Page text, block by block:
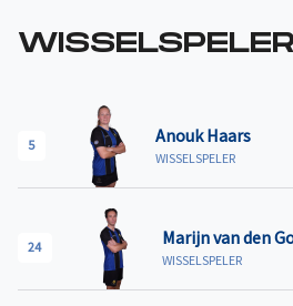
5 Anouk Haars
WISSELSPELER
24 Marijn van den
WISSELSPELER